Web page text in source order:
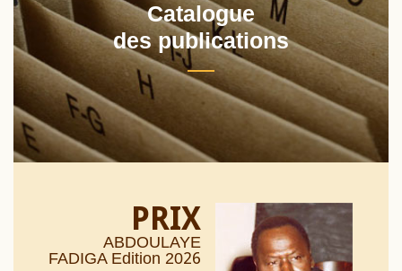
Catalogue
des publications
PRIX
ABDOULAYE
FADIGA Edition 2026